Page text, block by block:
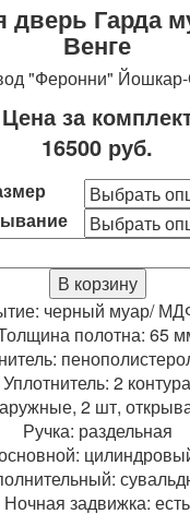
дверь Гарда
Венге
"Феронни"
Цена за
16500 руб.
В корзину
черный муар/
полотна: 65
Уплотнитель: 2 контура
2 шт,
Ручка: раздельная
Ночная задвижка: есть